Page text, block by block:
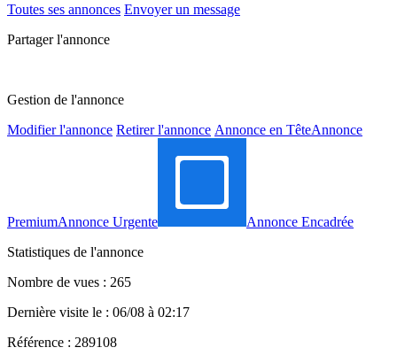
Toutes ses annonces Envoyer un message
Partager l'annonce
Gestion de l'annonce
Modifier l'annonce Retirer l'annonce Annonce en TêteAnnonce
PremiumAnnonce Urgente
Annonce Encadrée
Statistiques de l'annonce
Nombre de vues : 265
Dernière visite le : 06/08 à 02:17
Référence : 289108